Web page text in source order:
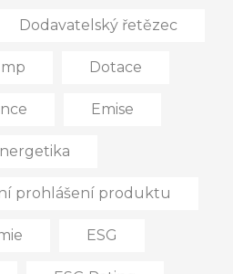
Dodavatelský řetězec
Dotace
Emise
prohlášení produktu
ESG